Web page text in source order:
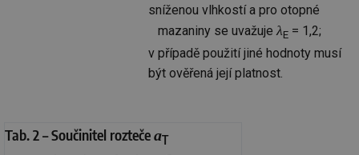
sníženou vlhkostí a pro otopné
mazaniny se uvažujeλE = 1,2;
v případě použití jiné hodnoty musí
být ověřená její platnost.
Tab. 2 – Součinitel roztečeaT